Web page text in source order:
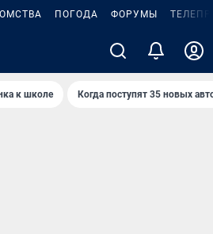
ПОГОДА ФОРУМЫ
к школе Когда поступят 35 новых